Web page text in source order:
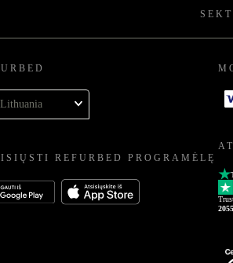
Lithuania
REFURBED PROGRAMĖLĘ